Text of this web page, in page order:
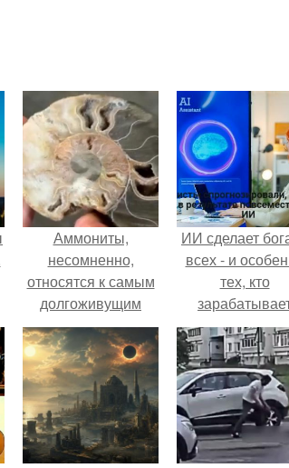
Аммониты,
несомненно,
относятся к самым
долгоживущим
организмам на
земле.
ИИ сделает
всех - и
тех, кто
меньше